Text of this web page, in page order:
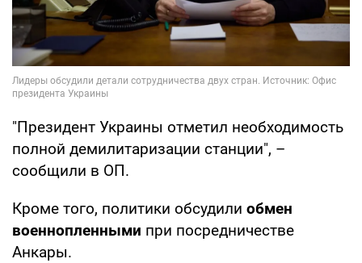
"Президент Украины отметил необходимость
полной демилитаризации станции", –
сообщили в ОП.
Кроме того, политики обсудили обмен
военнопленными при посредничестве
Анкары.